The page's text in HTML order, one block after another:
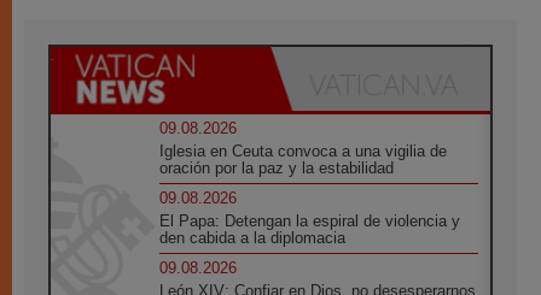
09.08.2026
Iglesia en Ceuta convoca a una vigilia de
oración por la paz y la estabilidad
09.08.2026
El Papa: Detengan la espiral de violencia y
den cabida a la diplomacia
09.08.2026
León XIV: Confiar en Dios, no desesperarnos